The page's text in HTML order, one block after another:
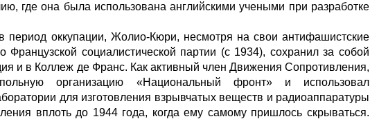
где она была использована английскими учеными при разработке
период оккупации, Жолио-Кюри, несмотря на свои антифашистские
Французской социалистической партии (с 1934), сохранил за собой
и в Коллеж де Франс. Как активный член Движения Сопротивления,
организацию «Национальный фронт» и использовал
для изготовления взрывчатых веществ и радиоаппаратуры
вплоть до 1944 года, когда ему самому пришлось скрываться.